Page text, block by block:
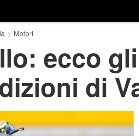
> Motori
ecco
di